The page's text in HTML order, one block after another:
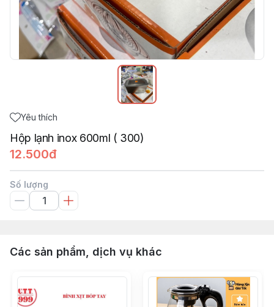
Yêu thích
Hộp lạnh inox 600ml ( 300)
12.500đ
Số lượng
Các sản phẩm, dịch vụ khác